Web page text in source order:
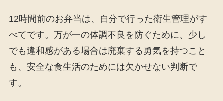
12時間前のお弁当は、自分で行った衛生管理がす
べてです。万が一の体調不良を防ぐために、少し
でも違和感がある場合は廃棄する勇気を持つこと
も、安全な食生活のためには欠かせない判断で
す。